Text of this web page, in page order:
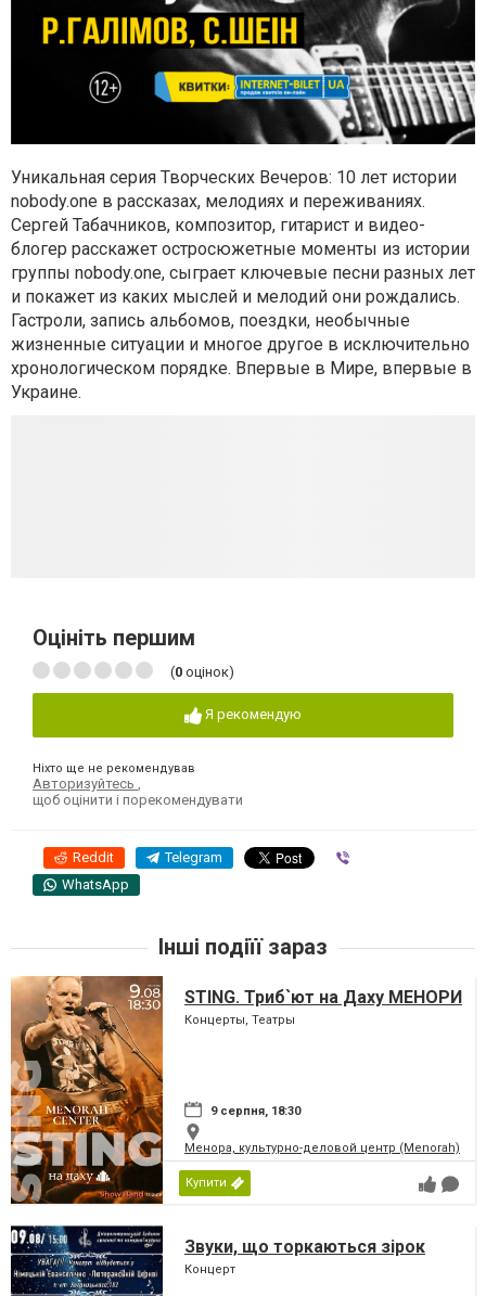
Уникальная серия Творческих Вечеров: 10 лет истории
nobody.one в рассказах, мелодиях и переживаниях.
Сергей Табачников, композитор, гитарист и видео-
блогер расскажет остросюжетные моменты из истории
группы nobody.one, сыграет ключевые песни разных лет
и покажет из каких мыслей и мелодий они рождались.
Гастроли, запись альбомов, поездки, необычные
жизненные ситуации и многое другое в исключительно
хронологическом порядке. Впервые в Мире, впервые в
Украине.
Оцініть першим
(0 оцінок)
Я рекомендую
Ніхто ще не рекомендував
Авторизуйтесь
щоб оцінити і порекомендувати
Reddit Telegram
WhatsApp
Інші подіїї зараз
STING. Триб`ют на Даху МЕНОРИ
Концерты, Театры
9 серпня, 18:30
Менора, культурно-деловой центр (Menorah)
Купити
Звуки, що торкаються зірок
Концерт